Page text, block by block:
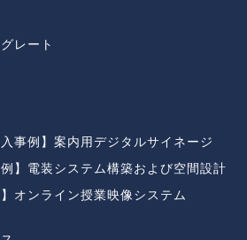
レート
事例】案内用デジタルサイネージ
例】電装システム構築および空間設計
】オンライン授業映像システム